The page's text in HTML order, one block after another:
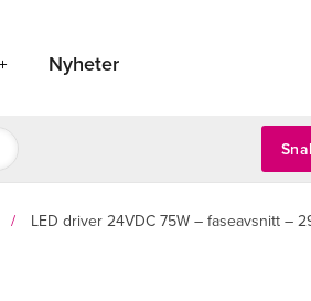
Nyheter
LED driver 24VDC 75W – faseavsnitt –